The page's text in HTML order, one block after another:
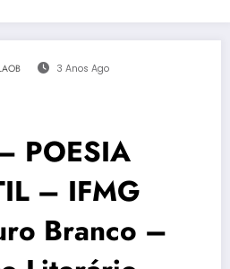
3 Anos Ago
POESIA
– IFMG
Branco –